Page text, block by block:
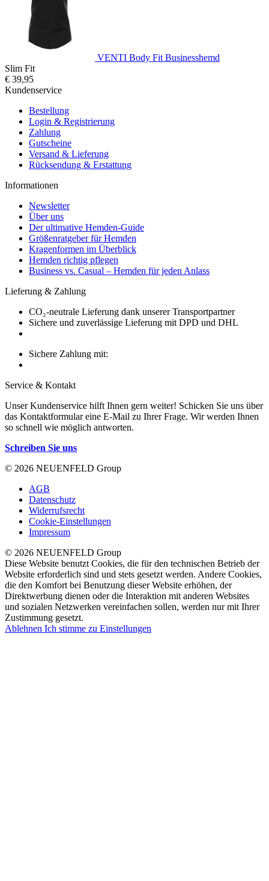
VENTI Body Fit Businesshemd
Slim Fit
€ 39,95
Kundenservice
Bestellung
Login & Registrierung
Zahlung
Gutscheine
Versand & Lieferung
Rücksendung & Erstattung
Informationen
Newsletter
Über uns
Der ultimative Hemden-Guide
Größenratgeber für Hemden
Kragenformen im Überblick
Hemden richtig pflegen
Business vs. Casual – Hemden für jeden Anlass
Lieferung & Zahlung
CO₂-neutrale Lieferung dank unserer Transportpartner
Sichere und zuverlässige Lieferung mit DPD und DHL
Sichere Zahlung mit:
Service & Kontakt
Unser Kundenservice hilft Ihnen gern weiter! Schicken Sie uns über
das Kontaktformular eine E-Mail zu Ihrer Frage. Wir werden Ihnen
so schnell wie möglich antworten.
Schreiben Sie uns
© 2026 NEUENFELD Group
AGB
Datenschutz
Widerrufsrecht
Cookie-Einstellungen
Impressum
© 2026 NEUENFELD Group
Diese Website benutzt Cookies, die für den technischen Betrieb der
Website erforderlich sind und stets gesetzt werden. Andere Cookies,
die den Komfort bei Benutzung dieser Website erhöhen, der
Direktwerbung dienen oder die Interaktion mit anderen Websites
und sozialen Netzwerken vereinfachen sollen, werden nur mit Ihrer
Zustimmung gesetzt.
Ablehnen Ich stimme zu Einstellungen